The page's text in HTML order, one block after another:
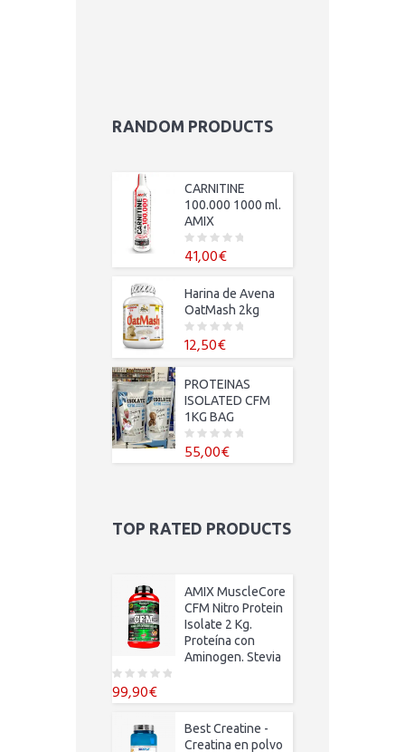
RANDOM PRODUCTS
CARNITINE
100.000 1000 ml.
AMIX
0
o
o
f
5
41,00€
Harina de Avena
OatMash 2kg
0
o
o
f
5
12,50€
PROTEINAS
ISOLATED CFM
1KG BAG
0
o
55,00€
TOP RATED PRODUCTS
AMIX MuscleCore
CFM Nitro Protein
Isolate 2 Kg.
Proteína con
Aminogen. Stevia
0
o
99,90€
Best Creatine -
Creatina en polvo